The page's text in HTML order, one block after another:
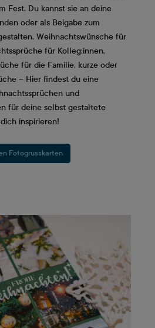
Fest. Du kannst sie an deine
oder als Beigabe zum
Weihnachtswünsche für
für Kolleg:innen,
für die Familie, kurze oder
– Hier findest du eine
und
für deine selbst gestaltete
inspirieren!
Fotogrusskarten